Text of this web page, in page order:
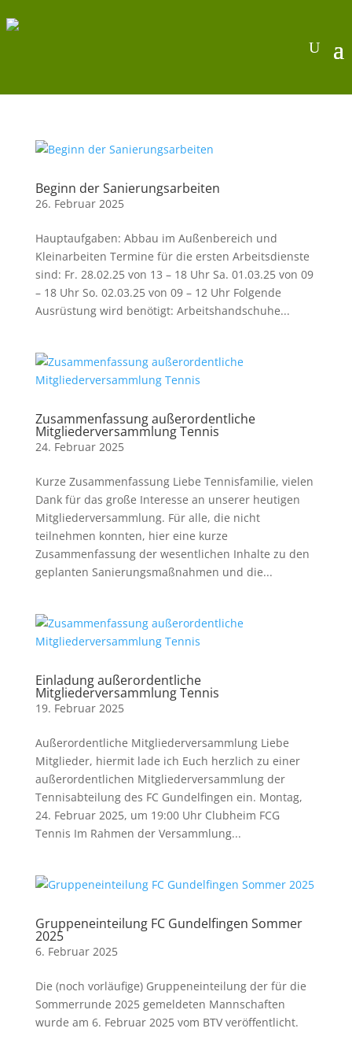
Beginn der Sanierungsarbeiten
26. Februar 2025
Hauptaufgaben: Abbau im Außenbereich und
Kleinarbeiten Termine für die ersten Arbeitsdienste
sind: Fr. 28.02.25 von 13 – 18 Uhr Sa. 01.03.25 von 09
– 18 Uhr So. 02.03.25 von 09 – 12 Uhr Folgende
Ausrüstung wird benötigt: Arbeitshandschuhe...
Zusammenfassung außerordentliche
Mitgliederversammlung Tennis
24. Februar 2025
Kurze Zusammenfassung Liebe Tennisfamilie, vielen
Dank für das große Interesse an unserer heutigen
Mitgliederversammlung. Für alle, die nicht
teilnehmen konnten, hier eine kurze
Zusammenfassung der wesentlichen Inhalte zu den
geplanten Sanierungsmaßnahmen und die...
Einladung außerordentliche
Mitgliederversammlung Tennis
19. Februar 2025
Außerordentliche Mitgliederversammlung Liebe
Mitglieder, hiermit lade ich Euch herzlich zu einer
außerordentlichen Mitgliederversammlung der
Tennisabteilung des FC Gundelfingen ein. Montag,
24. Februar 2025, um 19:00 Uhr Clubheim FCG
Tennis Im Rahmen der Versammlung...
Gruppeneinteilung FC Gundelfingen Sommer
2025
6. Februar 2025
Die (noch vorläufige) Gruppeneinteilung der für die
Sommerrunde 2025 gemeldeten Mannschaften
wurde am 6. Februar 2025 vom BTV veröffentlicht.